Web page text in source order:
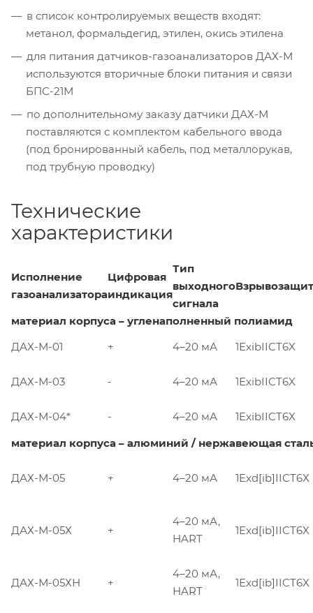
в список контролируемых веществ входят:
метанол, формальдегид, этилен, окись этилена
для питания датчиков-газоанализаторов ДАХ-М
используются вторичные блоки питания и связи
БПС-21М
по дополнительному заказу датчики ДАХ-М
поставляются с комплектом кабельного ввода
(под бронированный кабель, под металлорукав,
под трубную проводку)
Технические
характеристики
Исполнение
газоанализатора
Цифровая
индикация
Тип
выходного
сигнала
материал корпуса – угленаполненный полиамид
ДАХ-М-01
+ 4–20 мА 1ExibIICT6X
ДАХ-М-03 - 4–20 мА 1ExibIICT6X
ДАХ-М-04* - 4–20 мА
1ExibIICT6X
материал корпуса – алюминий / нержавеющая
ДАХ-М-05 + 4–20 мА 1Exd[ib]IICT6X
ДАХ-М-05Х +
4–20 мА,
HART
1Exd[ib]IICT6X
ДАХ-М-05ХН +
4–20 мА,
HART
1Exd[ib]IICT6X